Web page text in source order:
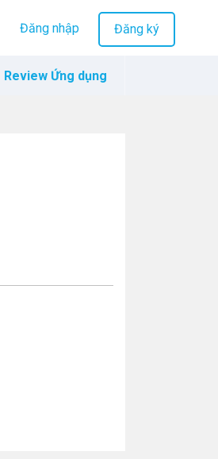
Đăng nhập Đăng ký
Review Ứng dụng